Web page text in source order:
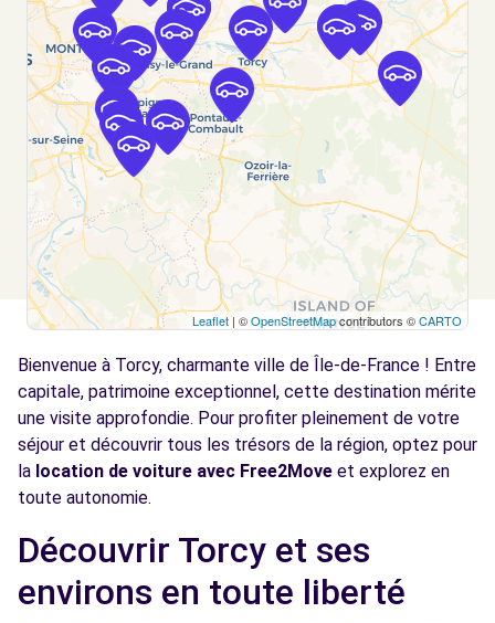
CHELLES, FR-77, 77500
Voir l'agence
Free2Move Rent - NOISY AUTO CONCEPT -
NOISY-LE-GRAND (C)
6.8
km
46 AVENUE EMILE COSSONNEAU
NOISY-LE-GRAND, 93160
Voir l'agence
Free2Move Rent - SAGA - MONTEVRAIN
(C)
km
34 ROUTE DE PROVINS
MONTEVRAIN, 77144
Voir l'agence
Free2Move Rent - METIN MONTEVRAIN -
MONTEVRAIN (P)
34 ROUTE DE PROVINS
Leaflet| ©OpenStreetMapcontributors ©CARTO
Bienvenue à Torcy, charmante ville de Île-de-France ! Entre
capitale, patrimoine exceptionnel, cette destination mérite
une visite approfondie. Pour profiter pleinement de votre
séjour et découvrir tous les trésors de la région, optez pour
la location de voiture avec Free2Move et explorez en
toute autonomie.
Découvrir Torcy et ses
environs en toute liberté